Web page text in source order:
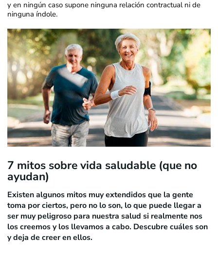
y en ningún caso supone ninguna relación contractual ni de
ninguna índole.
7 mitos sobre vida saludable (que no
ayudan)
Existen algunos mitos muy extendidos que la gente
toma por ciertos, pero no lo son, lo que puede llegar a
ser muy peligroso para nuestra salud si realmente nos
los creemos y los llevamos a cabo. Descubre cuáles son
y deja de creer en ellos.